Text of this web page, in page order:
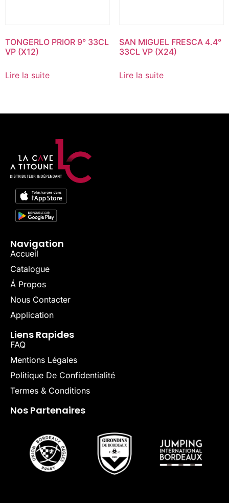
TONGERLO PRIOR 9° 33CL
VP (X12)
Lire la suite
SAN MIGUEL FRESCA 4.4°
33CL VP (X24)
Lire la suite
Navigation
Accueil
Catalogue
Á Propos
Nous Contacter
Application
Liens Rapides
FAQ
Mentions Légales
Politique De Confidentialité
Termes & Conditions
Nos Partenaires